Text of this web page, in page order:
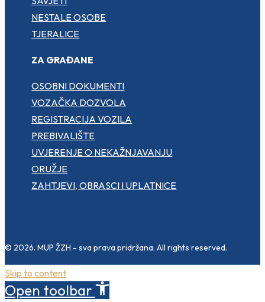
NESTALE OSOBE
TJERALICE
ZA GRAĐANE
OSOBNI DOKUMENTI
VOZAČKA DOZVOLA
REGISTRACIJA VOZILA
PREBIVALIŠTE
UVJERENJE O NEKAŽNJAVANJU
ORUŽJE
ZAHTJEVI, OBRASCI I UPLATNICE
© 2026. MUP ŽZH - sva prava pridržana. All rights reserved.
Skip to content
Open toolbar